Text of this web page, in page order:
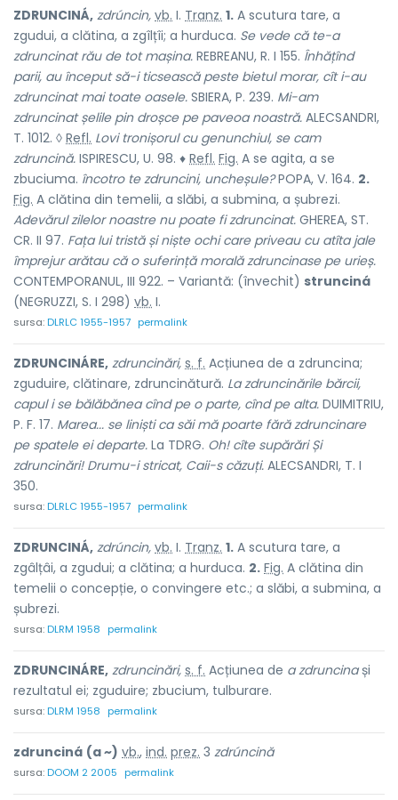
ZDRUNCINÁ, zdrúncin, vb. I. Tranz. 1. A scutura tare, a
zgudui, a clătina, a zgîlțîi; a hurduca. Se vede că te-a
zdruncinat rău de tot mașina. REBREANU, R. I 155. Înhățînd
parii, au început să-i ticsească peste bietul morar, cît i-au
zdruncinat mai toate oasele. SBIERA, P. 239. Mi-am
zdruncinat șelile pin droșce pe paveoa noastră. ALECSANDRI,
T. 1012. ◊ Refl. Lovi tronișorul cu genunchiul, se cam
zdruncină. ISPIRESCU, U. 98. ♦ Refl. Fig. A se agita, a se
zbuciuma. încotro te zdruncini, uncheșule?POPA, V. 164. 2.
Fig. A clătina din temelii, a slăbi, a submina, a șubrezi.
Adevărul zilelor noastre nu poate fi zdruncinat. GHEREA, ST.
CR. II 97. Fața lui tristă și niște ochi care priveau cu atîta jale
împrejur arătau că o suferință morală zdruncinase pe urieș.
CONTEMPORANUL, III 922. – Variantă: (învechit) strunciná
(NEGRUZZI, S. I 298) vb. I.
sursa:DLRLC 1955-1957 permalink
ZDRUNCINÁRE, zdruncinări, s. f. Acțiunea de a zdruncina;
zguduire, clătinare, zdruncinătură. La zdruncinările bărcii,
capul i se bălăbănea cînd pe o parte, cînd pe alta. DUIMITRIU,
P. F. 17. Marea... se liniști ca săi mă poarte fără zdruncinare
pe spatele ei departe. La TDRG. Oh! cîte supărări Și
zdruncinări! Drumu-i stricat, Caii-s căzuți. ALECSANDRI, T. I
350.
sursa:DLRLC 1955-1957 permalink
ZDRUNCINÁ, zdrúncin, vb. I. Tranz. 1. A scutura tare, a
zgâlțâi, a zgudui; a clătina; a hurduca. 2. Fig. A clătina din
temelii o concepție, o convingere etc.; a slăbi, a submina, a
șubrezi.
sursa:DLRM 1958 permalink
ZDRUNCINÁRE, zdruncinări, s. f. Acțiunea de a zdruncinași
rezultatul ei; zguduire; zbucium, tulburare.
sursa:DLRM 1958 permalink
zdrunciná (a ~) vb., ind. prez. 3 zdrúncină
sursa:DOOM 2 2005 permalink